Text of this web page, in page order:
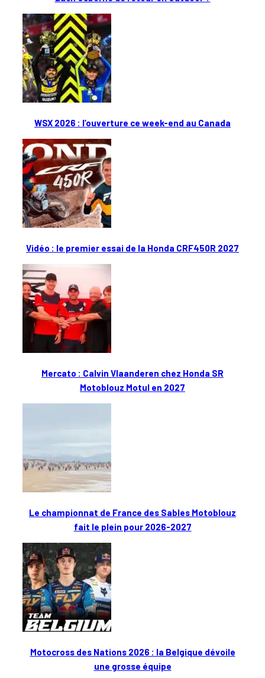
WSX 2026 : l’ouverture ce week-end au Canada
Vidéo : le premier essai de la Honda CRF450R 2027
Mercato : Calvin Vlaanderen chez Honda SR
Motoblouz Motul en 2027
Le championnat de France des Sables Motoblouz
fait le plein pour 2026-2027
Motocross des Nations 2026 : la Belgique dévoile
une grosse équipe